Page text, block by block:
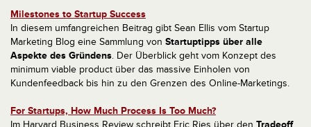
Milestones to Startup Success
In diesem umfangreichen Beitrag gibt Sean Ellis vom Startup
Marketing Blog eine Sammlung von Startuptipps über alle
Aspekte des Gründens. Der Überblick geht vom Konzept des
minimum viable product über das massive Einholen von
Kundenfeedback bis hin zu den Grenzen des Online-Marketings.
For Startups, How Much Process Is Too Much?
Im Harvard Business Review schreibt Eric Ries über den Tradeoff